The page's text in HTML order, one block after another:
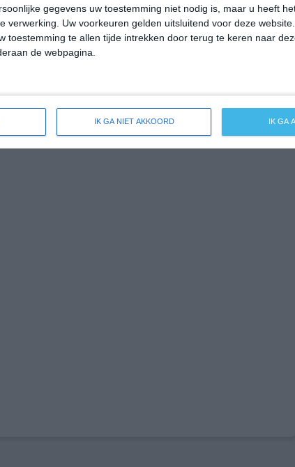
gegevens uw toestemming niet nodig is, maar u heeft
verwerking. Uw voorkeuren gelden uitsluitend voor deze
toestemming te allen tijde intrekken door terug te keren naar
de webpagina.
IK GA NIET AKKOORD IK GA
NO 1 NNO 1 NNO 2
voor Sesta Godano